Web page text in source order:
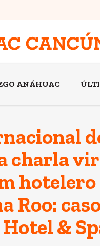
ANÁHUAC
charla
hotelero
Roo:
&